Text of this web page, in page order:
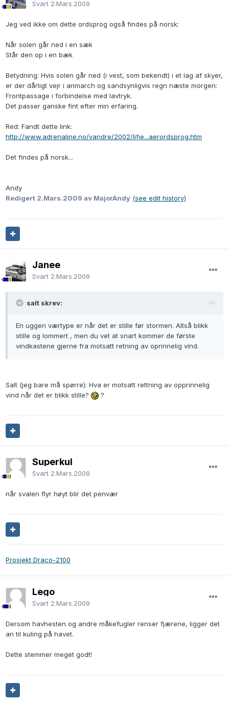
Svart 2.Mars.2009
Jeg ved ikke om dette ordsprog også findes på norsk:
Når solen går ned i en sæk
Står den op i en bæk
Betydning: Hvis solen går ned (i vest, som bekendt) i et lag af skyer,
er der dårligt vejr i anmarch og sandsynligvis regn næste morgen:
Frontpassage i forbindelse med lavtryk.
Det passer ganske fint efter min erfaring.
Red: Fandt dette link:
http://www.adrenaline.no/vandre/2002/lifje...aerordsprog.htm
Det findes på norsk...
Andy
Redigert 2.Mars.2009 av MajorAndy (see edit history)
Janee
Svart 2.Mars.2009
salt skrev:
En uggen værtype er når det er stille før stormen. Altså blikk
stille og lommert , men du vet at snart kommer de første
vindkastene gjerne fra motsatt retning av oprinnelig vind.
Salt (jeg bare må spørre): Hva er motsatt rettning av opprinnelig
vind når det er blikk stille?
?
Superkul
Svart 2.Mars.2009
når svalen flyr høyt blir det penvær
Prosjekt Draco-2100
Lego
Svart 2.Mars.2009
Dersom havhesten og andre måkefugler renser fjærene, ligger det
an til kuling på havet.
Dette stemmer meget godt!